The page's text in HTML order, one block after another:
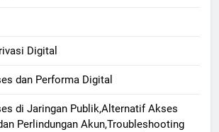
Digital
dan Performa Digital
di Jaringan Publik,Alternatif Akses
Perlindungan Akun,Troubleshooting